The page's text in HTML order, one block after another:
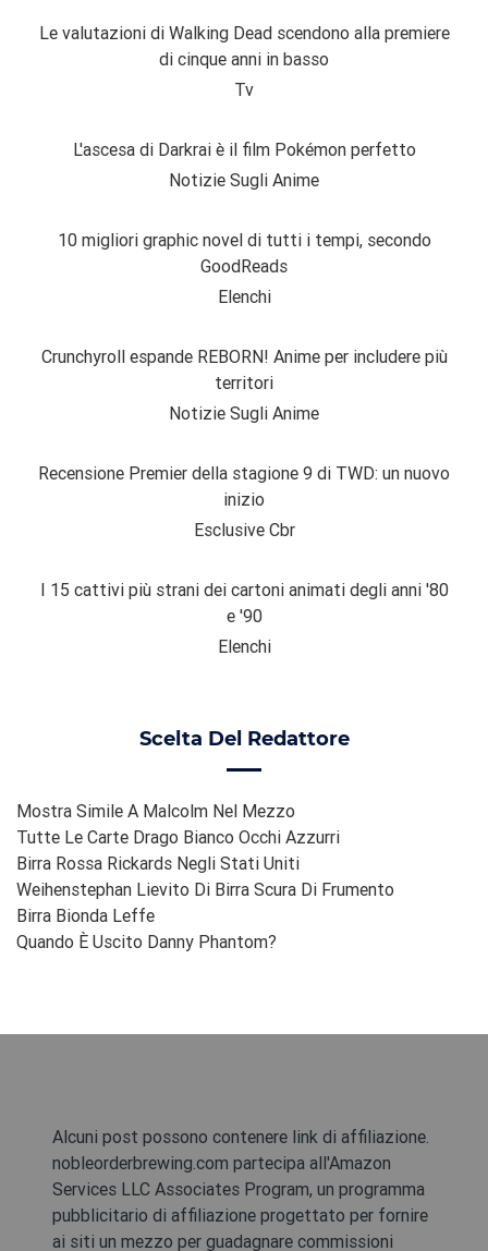
Le valutazioni di Walking Dead scendono alla premiere
di cinque anni in basso
Tv
L'ascesa di Darkrai è il film Pokémon perfetto
Notizie Sugli Anime
10 migliori graphic novel di tutti i tempi, secondo
GoodReads
Elenchi
Crunchyroll espande REBORN! Anime per includere più
territori
Notizie Sugli Anime
Recensione Premier della stagione 9 di TWD: un nuovo
inizio
Esclusive Cbr
I 15 cattivi più strani dei cartoni animati degli anni '80
e '90
Elenchi
Scelta Del Redattore
Mostra Simile A Malcolm Nel Mezzo
Tutte Le Carte Drago Bianco Occhi Azzurri
Birra Rossa Rickards Negli Stati Uniti
Weihenstephan Lievito Di Birra Scura Di Frumento
Birra Bionda Leffe
Quando È Uscito Danny Phantom?
Alcuni post possono contenere link di affiliazione.
nobleorderbrewing.com partecipa all'Amazon
Services LLC Associates Program, un programma
pubblicitario di affiliazione progettato per fornire
ai siti un mezzo per guadagnare commissioni